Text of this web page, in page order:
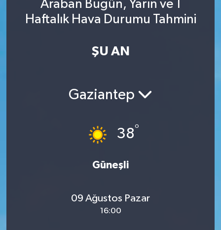
Araban Bugün, Yarın ve 1
Haftalık Hava Durumu Tahmini
ŞU AN
Gaziantep
38°
Güneşli
09 Ağustos Pazar
16:00